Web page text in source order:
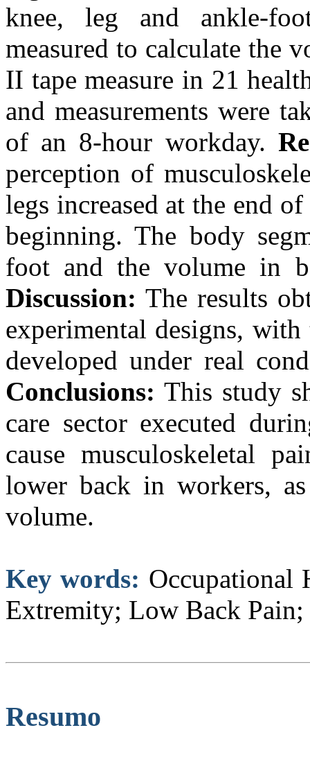
knee, leg and ankle-
measured to calculate the
II tape measure in 21
and measurements were
of an 8-hour workday.
perception of
legs increased at the end
beginning. The body
foot and the volume in
Discussion: The results
experimental designs,
developed under real
Conclusions: This study
care sector executed
cause musculoskeletal
lower back in workers,
volume.
Key words: Occupational
Extremity; Low Back
Resumo